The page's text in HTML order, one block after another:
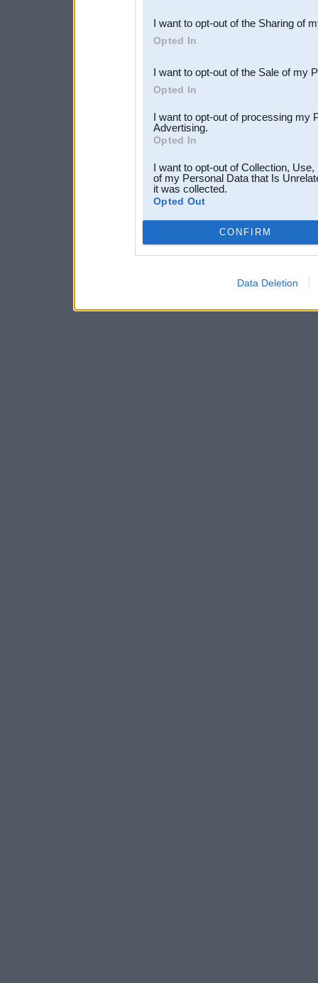
Downstream Participants
third parties.
I want to opt-out of the Sharing of
Opted In
I want to opt-out of the Sale of my
Opted In
I want to opt-out of processing my
Advertising.
Opted In
I want to opt-out of Collection,
of my Personal Data that Is
it was collected.
Opted Out
CONFIRM
Data Deletion